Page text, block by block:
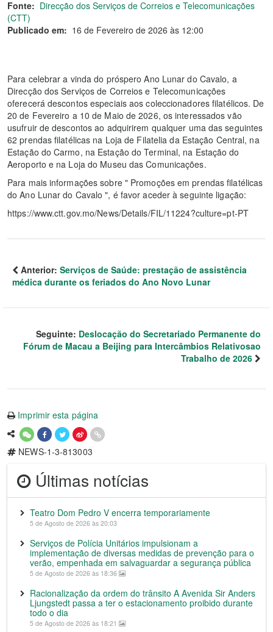
Fonte: Direcção dos Serviços de Correios e Telecomunicações
(CTT)
Publicado em: 16 de Fevereiro de 2026 às 12:00
Para celebrar a vinda do próspero Ano Lunar do Cavalo, a
Direcção dos Serviços de Correios e Telecomunicações
oferecerá descontos especiais aos coleccionadores filatélicos. De
20 de Fevereiro a 10 de Maio de 2026, os interessados vão
usufruir de descontos ao adquirirem qualquer uma das seguintes
62 prendas filatélicas na Loja de Filatelia da Estação Central, na
Estação do Carmo, na Estação do Terminal, na Estação do
Aeroporto e na Loja do Museu das Comunicações.
Para mais informações sobre " Promoções em prendas filatélicas
do Ano Lunar do Cavalo ", é favor aceder à seguinte ligação:
https://www.ctt.gov.mo/News/Details/FIL/11224?culture=pt-PT
Anterior: Serviços de Saúde: prestação de assistência
médica durante os feriados do Ano Novo Lunar
Seguinte: Deslocação do Secretariado Permanente do
Fórum de Macau a Beijing para Intercâmbios Relativosao
Trabalho de 2026
Imprimir esta página
NEWS-1-3-813003
Últimas notícias
Teatro Dom Pedro V encerra temporariamente
5 de Agosto de 2026 às 20:03
Serviços de Polícia Unitários impulsionam a
implementação de diversas medidas de prevenção para o
verão, empenhada em salvaguardar a segurança pública
5 de Agosto de 2026 às 18:36
Racionalização da ordem do trânsito A Avenida Sir Anders
Ljungstedt passa a ter o estacionamento proibido durante
todo o dia
5 de Agosto de 2026 às 18:21